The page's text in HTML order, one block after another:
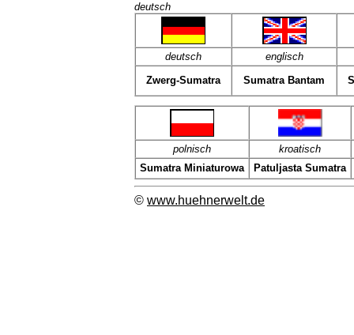
deutsch
deutsch
englisch
Zwerg-Sumatra
Sumatra Bantam
polnisch
kroatisch
Sumatra Miniaturowa
Patuljasta Sumatra
© www.huehnerwelt.de